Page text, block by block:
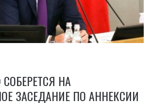
НА
ЗАСЕДАНИЕ ПО АННЕКСИИ